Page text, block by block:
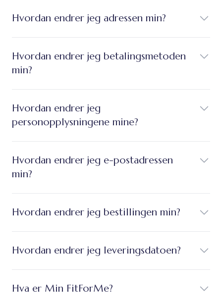
Hvordan endrer jeg adressen min?
Hvordan endrer jeg betalingsmetoden
min?
Hvordan endrer jeg
personopplysningene mine?
Hvordan endrer jeg e-postadressen
min?
Hvordan endrer jeg bestillingen min?
Hvordan endrer jeg leveringsdatoen?
Hva er Min FitForMe?